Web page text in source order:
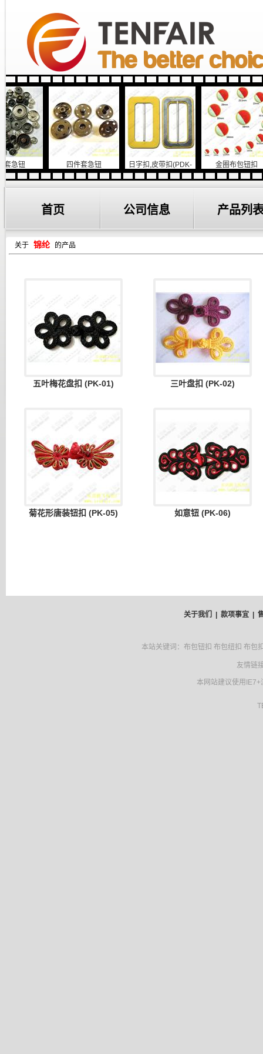
钮 四件套急钮
日字扣,皮带扣(PDK-
904))
金圈布包钮扣
首页 公司信息 产品列
关于 锦纶 的产品
五叶梅花盘扣 (PK-01) 三叶盘扣 (PK-02)
菊花形唐装钮扣 (PK-05) 如意钮 (PK-06)
关于我们 | 款项事宜 |
本站关键词：布包钮扣 布包纽扣 布包
友情链
本网站建议使用IE7+